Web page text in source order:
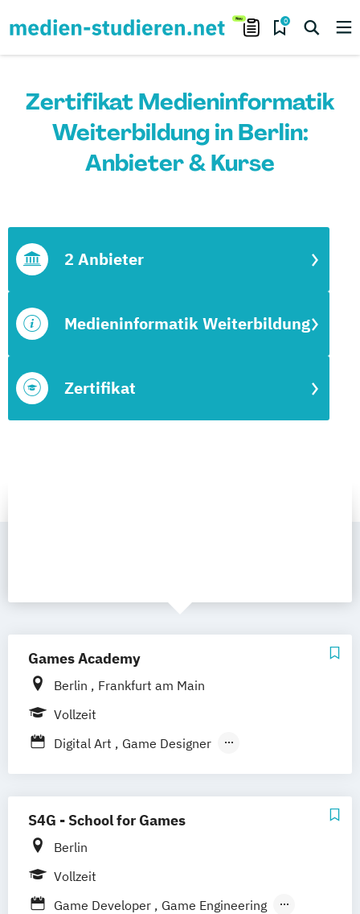
0
Zertifikat Medieninformatik
Weiterbildung in Berlin:
Anbieter & Kurse
Zertifikat
Medieninformatik Weiterbildung
2 Anbieter
Games Academy
Berlin
Frankfurt am Main
Vollzeit
Digital Art
Game Designer
S4G - School for Games
Berlin
Vollzeit
Game Developer
Game Engineering